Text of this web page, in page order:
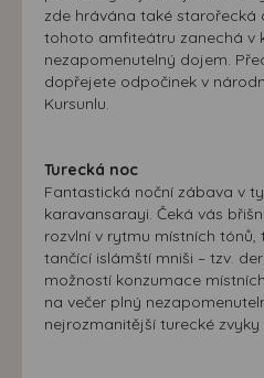
zde hrávána také starořecká
tohoto amfiteátru zanechá v
nezapomenutelný dojem.
dopřejete odpočinek v
Kursunlu.
Turecká noc
Fantastická noční zábava v
karavansarayi. Čeká vás
rozvlní v rytmu místních tónů,
tančící islámští mniši – tzv.
možností konzumace
na večer plný
nejrozmanitější turecké